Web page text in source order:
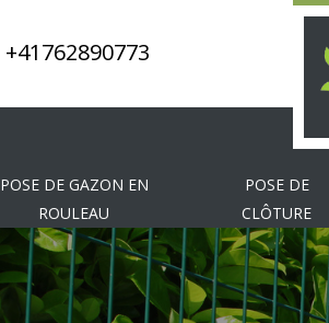
+41762890773
POSE DE GAZON EN
ROULEAU
POSE DE
CLÔTURE